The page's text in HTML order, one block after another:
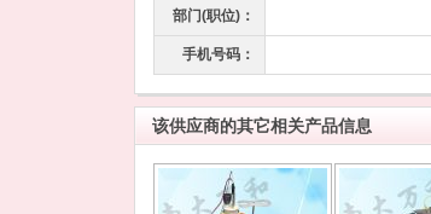
部门(职位)：
手机号码：
该供应商的其它相关产品信息